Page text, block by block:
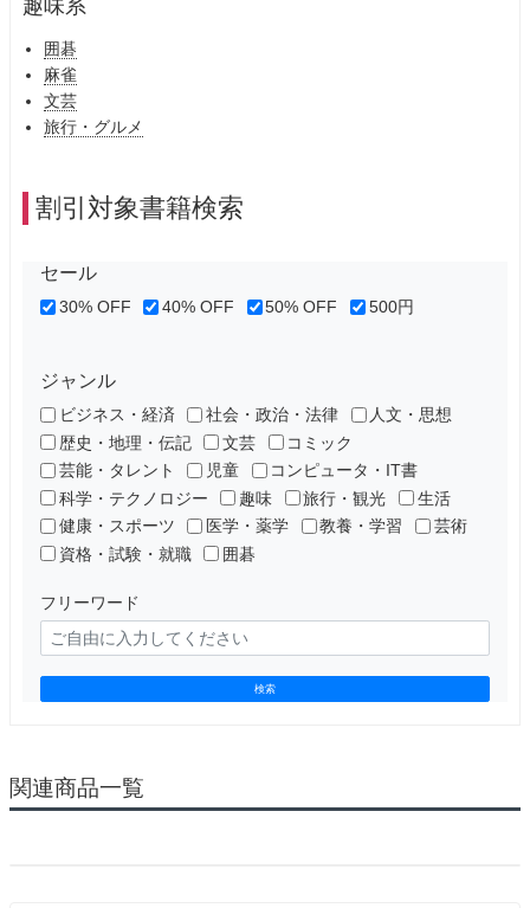
囲碁
麻雀
文芸
旅行・グルメ
割引対象書籍検索
セール
30% OFF 40% OFF 50% OFF 500円
ジャンル
ビジネス・経済 社会・政治・法律
人文・思想
歴史・地理・伝記
文芸
コミック
芸能・タレント
児童
コンピュータ・IT書
科学・テクノロジー
趣味 旅行・観光
生活
健康・スポーツ
医学・薬学 教養・学習
芸術
資格・試験・就職
囲碁
フリーワード
検索
関連商品一覧